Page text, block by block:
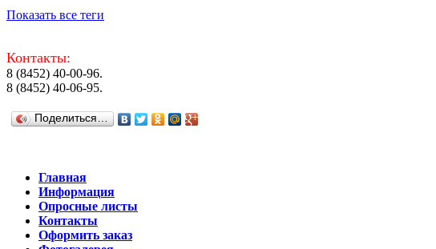
Показать все теги
Контакты:
8 (8452) 40-00-96.
8 (8452) 40-06-95.
Поделиться…
Главная
Информация
Опросные листы
Контакты
Оформить заказ